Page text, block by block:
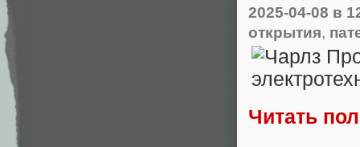
2025-04-08 в
открытия,
Читать